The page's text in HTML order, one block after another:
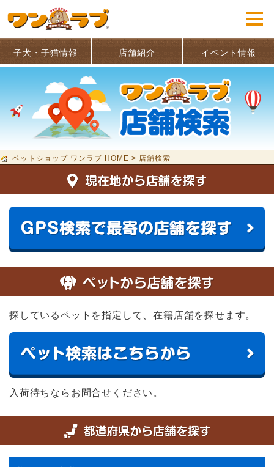
子犬・子猫情報 店舗紹介 イベント情報
ペットショップ ワンラブ HOME > 店舗検索
探しているペットを指定して、在籍店舗を探せます。
入荷待ちならお問合せください。